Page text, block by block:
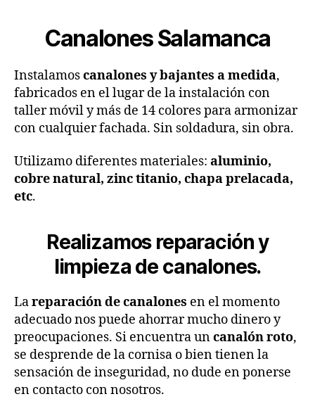
Canalones Salamanca
Instalamoscanalones y bajantes a medida,
fabricados en el lugar de la instalación con
taller móvil y más de 14 colores para armonizar
con cualquier fachada. Sin soldadura, sin obra.
Utilizamo diferentes materiales: aluminio,
cobre natural, zinc titanio, chapa prelacada,
etc.
Realizamos reparación y
limpieza de canalones.
Lareparación de canalones en el momento
adecuado nos puede ahorrar mucho dinero y
preocupaciones. Si encuentra uncanalón roto,
se desprende de la cornisa o bien tienen la
sensación de inseguridad, no dude en ponerse
en contacto con nosotros.